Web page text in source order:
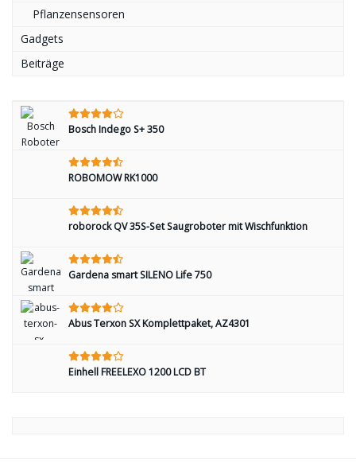
Pflanzensensoren
Gadgets
Beiträge
Bosch Indego S+ 350
ROBOMOW RK1000
roborock QV 35S-Set Saugroboter mit Wischfunktion
Gardena smart SILENO Life 750
Abus Terxon SX Komplettpaket, AZ4301
Einhell FREELEXO 1200 LCD BT